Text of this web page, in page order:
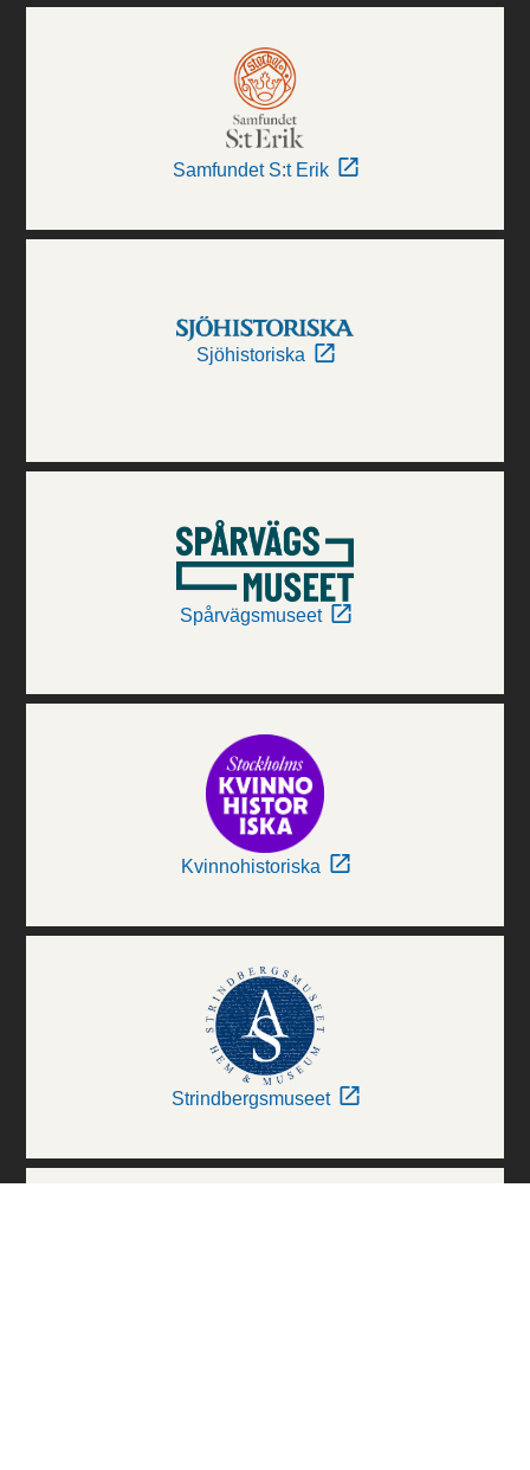
Samfundet S:t Erik
Sjöhistoriska
Spårvägsmuseet
Kvinnohistoriska
Strindbergsmuseet